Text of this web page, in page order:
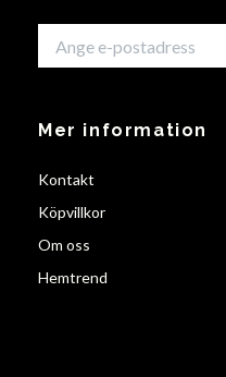
Mer information
Kontakt
Köpvillkor
Om oss
Hemtrend